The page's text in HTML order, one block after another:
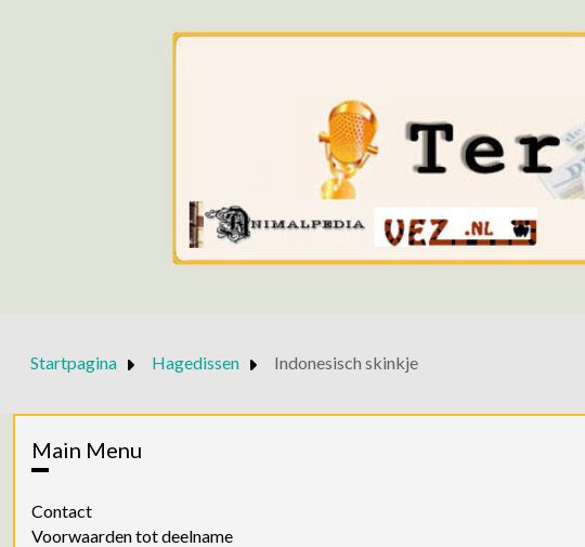
Startpagina Hagedissen Indonesisch skinkje
Main Menu
Contact
Voorwaarden tot deelname